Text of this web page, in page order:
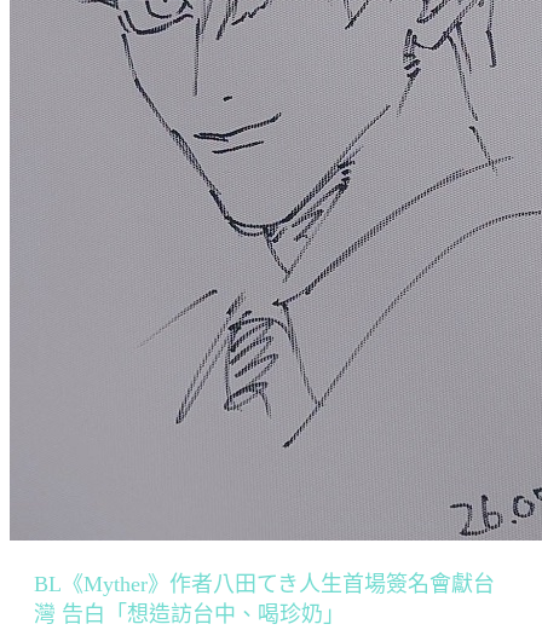
BL《Myther》作者八田てき人生首場簽名會獻台
灣 告白「想造訪台中、喝珍奶」